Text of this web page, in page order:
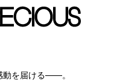
動を届ける――。